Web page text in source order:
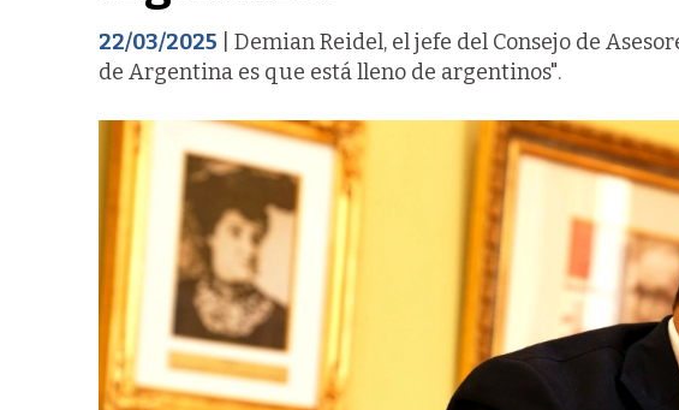
22/03/2025 | Demian Reidel, el jefe del Consejo de
de Argentina es que está lleno de argentinos".